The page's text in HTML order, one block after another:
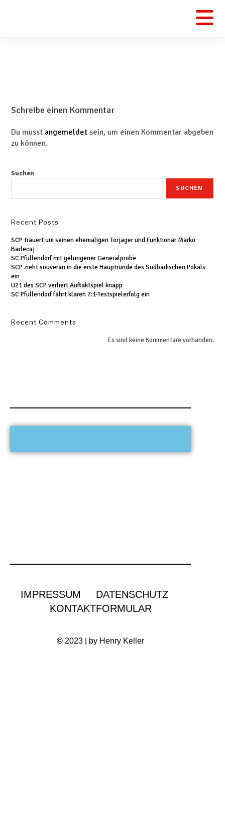
Schreibe einen Kommentar
Du musst angemeldet sein, um einen Kommentar abgeben
zu können.
Suchen
SUCHEN
Recent Posts
SCP trauert um seinen ehemaligen Torjäger und Funktionär Marko
Barlecaj
SC Pfullendorf mit gelungener Generalprobe
SCP zieht souverän in die erste Hauptrunde des Südbadischen Pokals
ein
U21 des SCP verliert Auftaktspiel knapp
SC Pfullendorf fährt klaren 7:1-Testspielerfolg ein
Recent Comments
Es sind keine Kommentare vorhanden.
IMPRESSUM
DATENSCHUTZ
KONTAKTFORMULAR
© 2023 | by Henry Keller